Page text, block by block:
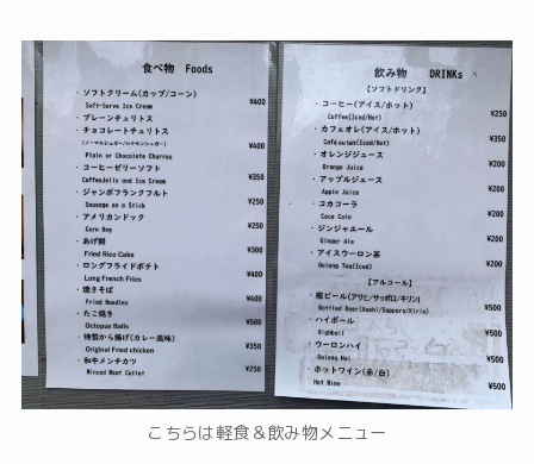
こちらは軽食＆飲み物メニュー